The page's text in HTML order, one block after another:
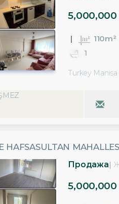
5,000,000
110m²
1
Turkey
HAFSASULTAN
Продажа
5,000,000